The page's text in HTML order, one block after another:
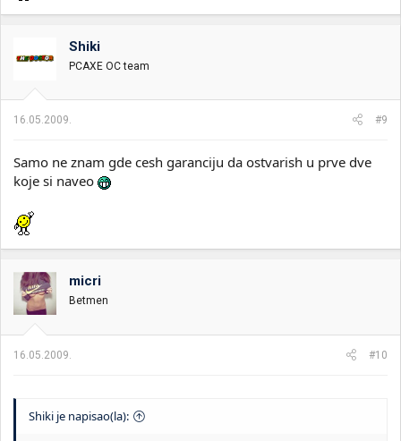
Shiki
PCAXE OC team
16.05.2009. #9
Samo ne znam gde cesh garanciju da ostvarish u prve dve
koje si naveo
micri
Betmen
16.05.2009. #10
Shiki je napisao(la):